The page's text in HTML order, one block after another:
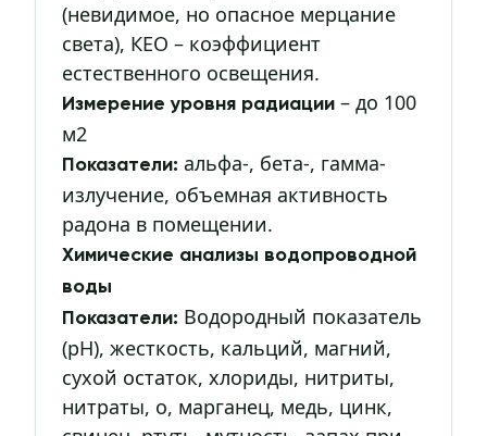
(невидимое, но опасное мерцание
света), КЕО – коэффициент
естественного освещения.
Измерение уровня радиации – до 100
м2
Показатели: альфа-, бета-, гамма-
излучение, объемная активность
радона в помещении.
Химические анализы водопроводной
воды
Показатели: Водородный показатель
(рН), жесткость, кальций, магний,
сухой остаток, хлориды, нитриты,
нитраты, о, марганец, медь, цинк,